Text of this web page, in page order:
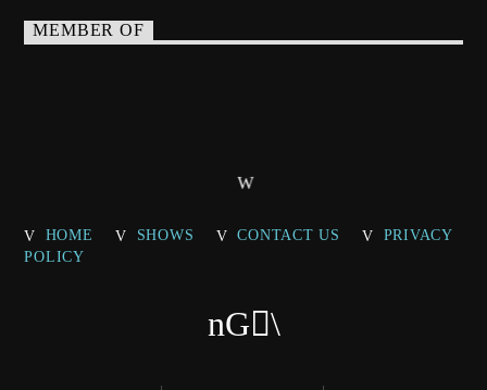
MEMBER OF
HOME SHOWS CONTACT US
PRIVACY
POLICY